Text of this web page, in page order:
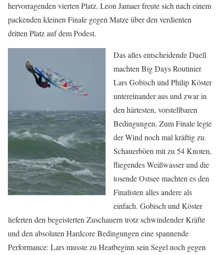
hervorragenden vierten Platz. Leon Jamaer freute sich nach einem
packenden kleinen Finale gegen Matze über den verdienten
dritten Platz auf dem Podest.
Das alles entscheidende Duell
machten Big Days Routinier
Lars Gobisch und Philip Köster
untereinander aus und zwar in
den härtesten, vorstellbaren
Bedingungen. Zum Finale legte
der Wind noch mal kräftig zu.
Schauerböen mit zu 54 Knoten,
fliegendes Weißwasser und die
tosende Ostsee machten es den
Finalisten alles andere als
einfach. Gobisch und Köster
lieferten den begeisterten Zuschauern trotz schwindender Kräfte
und den absoluten Hardcore Bedingungen eine spannende
Performance: Lars musste zu Heatbeginn sein Segel noch gegen